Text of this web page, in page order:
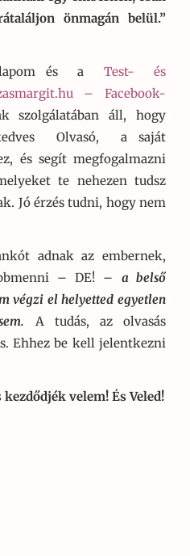
önmagán belül.”
és a Test- és
– Facebook-
szolgálatában áll, hogy
kedves Olvasó, a saját
és segít megfogalmazni
te nehezen tudsz
Jó érzés tudni, hogy nem
adnak az embernek,
– DE! – a belső
végzi el helyetted egyetlen
A tudás, az olvasás
Ehhez be kell jelentkezni
velem! És Veled!